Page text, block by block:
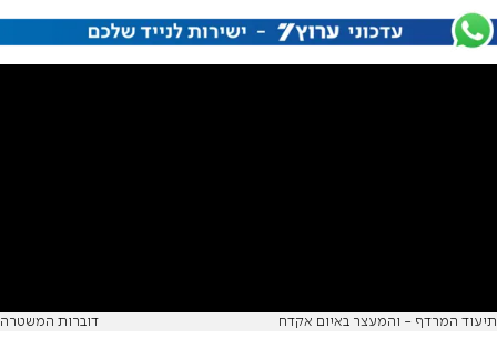
תיעוד המרדף - והמעצר באיום אקדח דוברות המשטרה